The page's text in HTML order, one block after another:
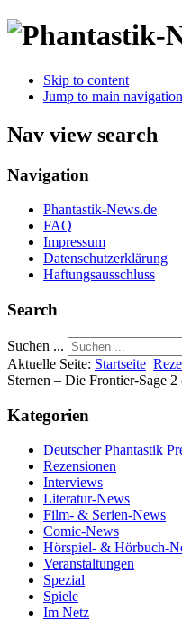
Skip to content
Jump to main
Nav view search
Navigation
Phantastik-News.de
FAQ
Impressum
Datenschutzerklärung
Haftungsausschluss
Search
Suchen ...
Aktuelle Seite: Startseite
Sternen – Die Frontier-Sage
Kategorien
Deutscher Phantastik
Rezensionen
Interviews
Literatur-News
Film- & Serien-News
Comic-News
Hörspiel- & Hörbuch-
Veranstaltungen
Spezial
Spiele
Im Netz